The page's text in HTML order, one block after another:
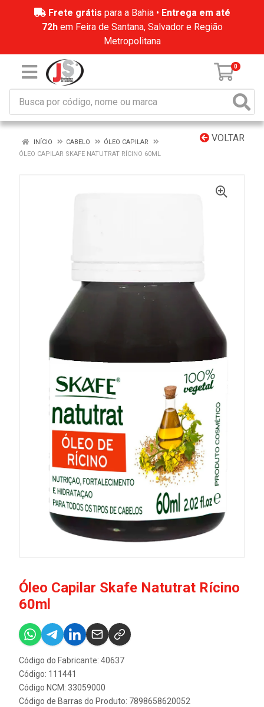
Frete grátis para a Bahia • Entrega em até
72hem Feira de Santana, Salvador e Região
Metropolitana
0
VOLTAR
INÍCIO CABELO
ÓLEO CAPILAR
ÓLEO CAPILAR SKAFE NATUTRAT RÍCINO 60ML
Óleo Capilar Skafe Natutrat Rícino
60ml
Código do Fabricante: 40637
Código: 111441
Código NCM: 33059000
Código de Barras do Produto: 7898658620052